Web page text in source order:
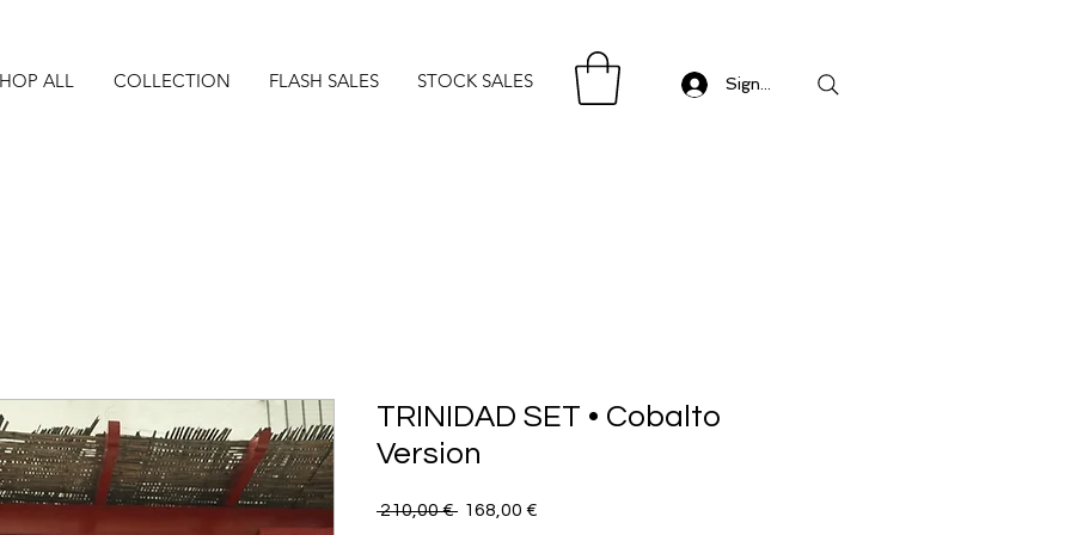
ALL COLLECTION FLASH SALES STOCK SALES Sign in/ Log in
TRINIDAD SET • Cobalto
Version
210,00 € Precio
168,00 €